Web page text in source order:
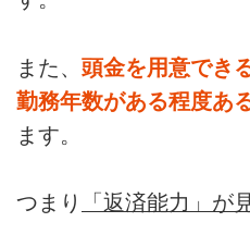
また、 頭金を用意でき
勤務年数がある程度あ
ます。
つまり 「返済能力」が